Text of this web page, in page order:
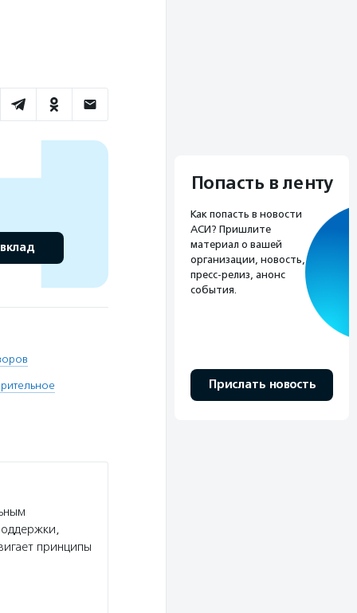
принципы
Попасть в ленту
Как попасть в новости
АСИ? Пришлите
материал о вашей
организации, новость,
пресс-релиз, анонс
события.
Прислать новость